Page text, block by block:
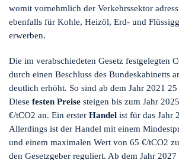
womit vornehmlich der Verkehrssektor
ebenfalls für Kohle, Heizöl, Erd- und
erwerben.
Die im verabschiedeten Gesetz festgelegten
durch einen Beschluss des Bundeskabinetts
deutlich erhöht. So sind ab dem Jahr 2021
Diese festen Preise steigen bis zum Jahr
€/tCO2 an. Ein erster Handel ist für das Jahr
Allerdings ist der Handel mit einem
und einem maximalen Wert von 65 €/tCO2
den Gesetzgeber reguliert. Ab dem Jahr 2027